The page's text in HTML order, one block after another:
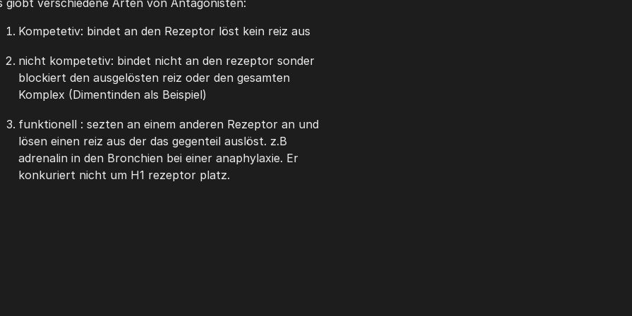
giobt verschiedene Arten von Antagonisten:
Kompetetiv: bindet an den Rezeptor löst kein reiz aus
nicht kompetetiv: bindet nicht an den rezeptor sonder
blockiert den ausgelösten reiz oder den gesamten
Komplex (Dimentinden als Beispiel)
funktionell : sezten an einem anderen Rezeptor an und
lösen einen reiz aus der das gegenteil auslöst. z.B
adrenalin in den Bronchien bei einer anaphylaxie. Er
konkuriert nicht um H1 rezeptor platz.